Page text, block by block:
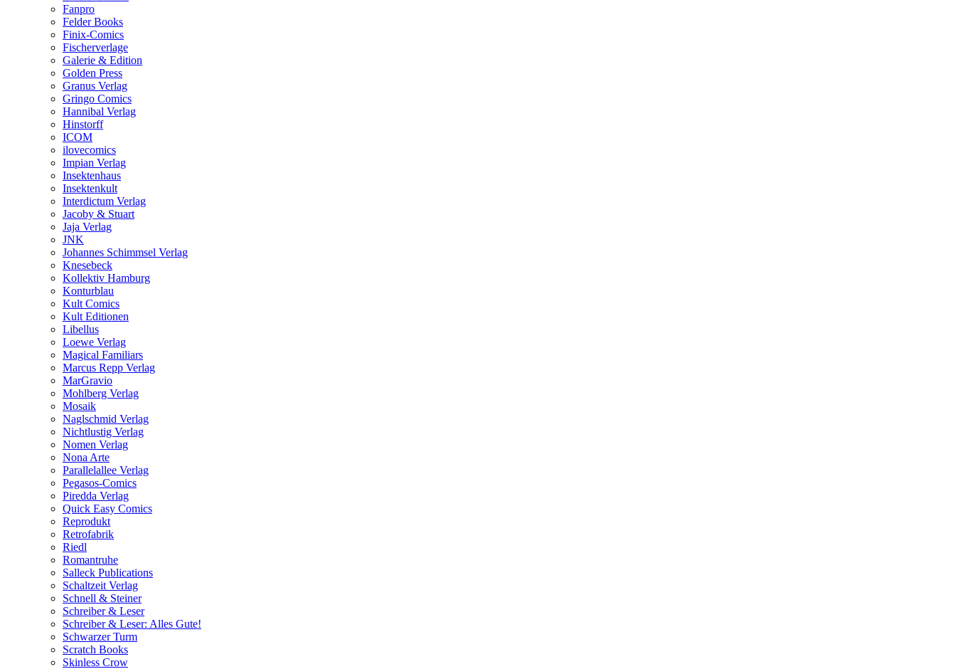
Fanpro
Felder Books
Finix-Comics
Fischerverlage
Galerie & Edition
Golden Press
Granus Verlag
Gringo Comics
Hannibal Verlag
Hinstorff
ICOM
ilovecomics
Impian Verlag
Insektenhaus
Insektenkult
Interdictum Verlag
Jacoby & Stuart
Jaja Verlag
JNK
Johannes Schimmsel Verlag
Knesebeck
Kollektiv Hamburg
Konturblau
Kult Comics
Kult Editionen
Libellus
Loewe Verlag
Magical Familiars
Marcus Repp Verlag
MarGravio
Mohlberg Verlag
Mosaik
Naglschmid Verlag
Nichtlustig Verlag
Nomen Verlag
Nona Arte
Parallelallee Verlag
Pegasos-Comics
Piredda Verlag
Quick Easy Comics
Reprodukt
Retrofabrik
Riedl
Romantruhe
Salleck Publications
Schaltzeit Verlag
Schnell & Steiner
Schreiber & Leser
Schreiber & Leser: Alles Gute!
Schwarzer Turm
Scratch Books
Skinless Crow